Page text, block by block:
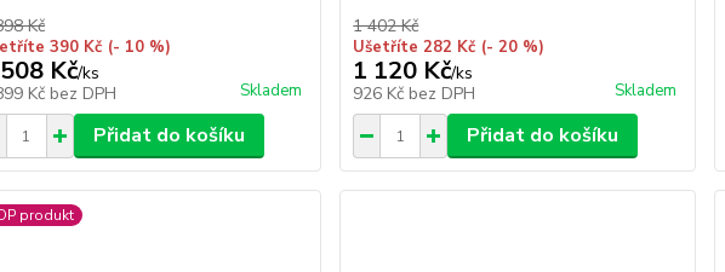
Kč
390 Kč (- 10 %)
Kč/ks
Kč bez DPH Skladem
Přidat do košíku
1 402 Kč
Ušetříte 282 Kč (- 20 %)
1 120 Kč/ks
926 Kč bez DPH Skladem
Přidat do košíku
produkt